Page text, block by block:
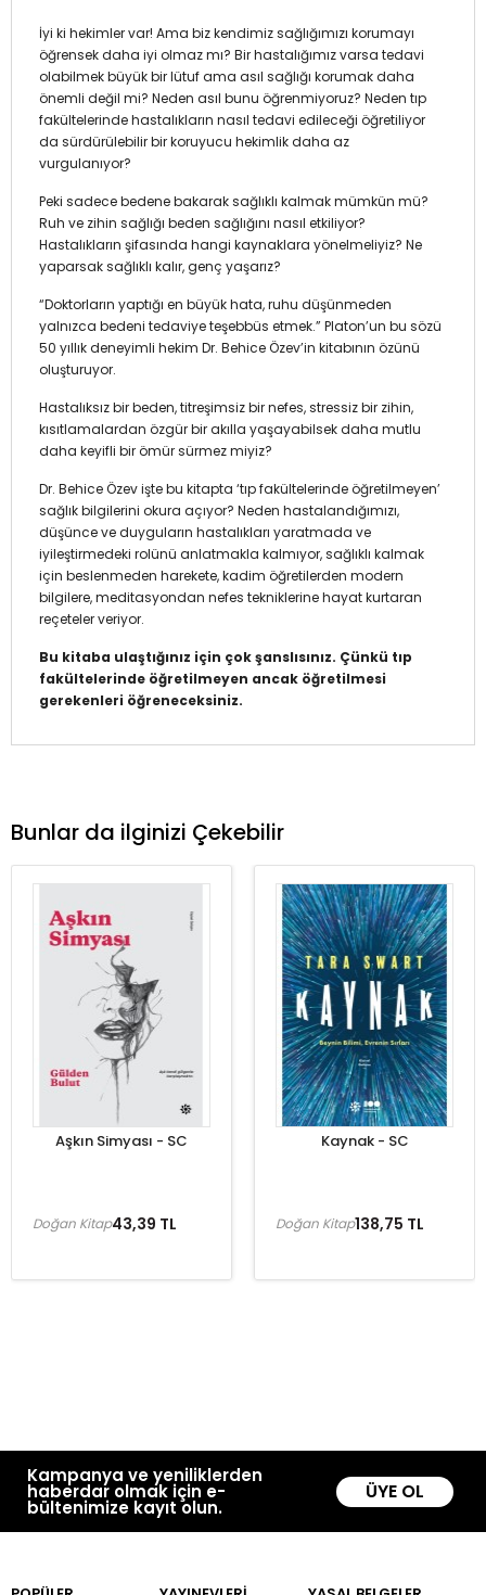
İyi ki hekimler var! Ama biz kendimiz sağlığımızı korumayı
öğrensek daha iyi olmaz mı? Bir hastalığımız varsa tedavi
olabilmek büyük bir lütuf ama asıl sağlığı korumak daha
önemli değil mi? Neden asıl bunu öğrenmiyoruz? Neden tıp
fakültelerinde hastalıkların nasıl tedavi edileceği öğretiliyor
da sürdürülebilir bir koruyucu hekimlik daha az
vurgulanıyor?
Peki sadece bedene bakarak sağlıklı kalmak mümkün mü?
Ruh ve zihin sağlığı beden sağlığını nasıl etkiliyor?
Hastalıkların şifasında hangi kaynaklara yönelmeliyiz? Ne
yaparsak sağlıklı kalır, genç yaşarız?
“Doktorların yaptığı en büyük hata, ruhu düşünmeden
yalnızca bedeni tedaviye teşebbüs etmek.” Platon’un bu sözü
50 yıllık deneyimli hekim Dr. Behice Özev’in kitabının özünü
oluşturuyor.
Hastalıksız bir beden, titreşimsiz bir nefes, stressiz bir zihin,
kısıtlamalardan özgür bir akılla yaşayabilsek daha mutlu
daha keyifli bir ömür sürmez miyiz?
Dr. Behice Özev işte bu kitapta ‘tıp fakültelerinde öğretilmeyen’
sağlık bilgilerini okura açıyor? Neden hastalandığımızı,
düşünce ve duyguların hastalıkları yaratmada ve
iyileştirmedeki rolünü anlatmakla kalmıyor, sağlıklı kalmak
için beslenmeden harekete, kadim öğretilerden modern
bilgilere, meditasyondan nefes tekniklerine hayat kurtaran
reçeteler veriyor.
Bu kitaba ulaştığınız için çok şanslısınız. Çünkü tıp
fakültelerinde öğretilmeyen ancak öğretilmesi
gerekenleri öğreneceksiniz.
Bunlar da ilginizi Çekebilir
Aşkın Simyası - SC
43,39 TL
Doğan Kitap
Kaynak - SC
138,75 TL
Doğan Kitap
Kampanya ve yeniliklerden
haberdar olmak için e-
bültenimize kayıt olun.
ÜYE OL